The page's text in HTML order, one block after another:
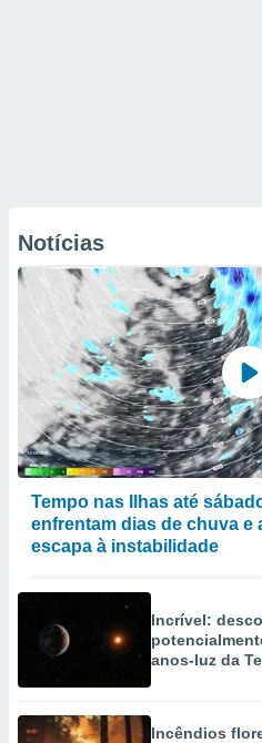
Notícias
Tempo nas Ilhas até
enfrentam dias de chuva e
escapa à instabilidade
Incrível:
anos-luz da
Incêndios